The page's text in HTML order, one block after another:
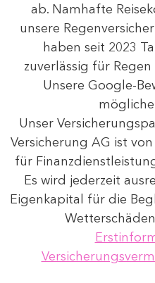
ab. Namhafte
unsere
haben seit 2023
zuverlässig für
Unsere Google-
Unser
Versicherung AG ist
für
Es wird jederzeit
Eigenkapital für die